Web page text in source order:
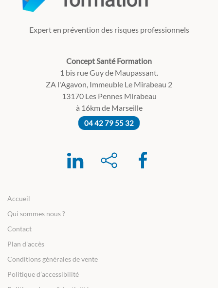
Expert en prévention des risques professionnels
Concept Santé Formation
1 bis rue Guy de Maupassant.
ZA l'Agavon, Immeuble Le Mirabeau 2
13170 Les Pennes Mirabeau
à 16km de Marseille
04 42 79 55 32
Accueil
Qui sommes nous ?
Contact
Plan d'accès
Conditions générales de vente
Politique d’accessibilité